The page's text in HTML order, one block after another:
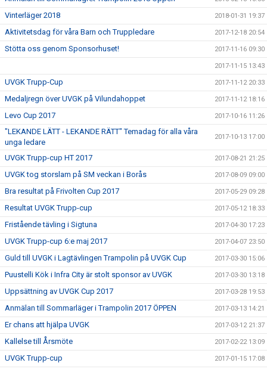
Vinterläger 2018 2018-01-31 19:37
Aktivitetsdag för våra Barn och Truppledare 2017-12-18 20:54
Stötta oss genom Sponsorhuset! 2017-11-16 09:30
2017-11-15 13:43
UVGK Trupp-Cup 2017-11-12 20:33
Medaljregn över UVGK på Vilundahoppet 2017-11-12 18:16
Levo Cup 2017 2017-10-16 11:26
"LEKANDE LÄTT - LEKANDE RÄTT" Temadag för alla våra
unga ledare
2017-10-13 17:00
UVGK Trupp-cup HT 2017 2017-08-21 21:25
UVGK tog storslam på SM veckan i Borås 2017-08-09 09:00
Bra resultat på Frivolten Cup 2017 2017-05-29 09:28
Resultat UVGK Trupp-cup 2017-05-12 18:33
Fristående tävling i Sigtuna 2017-04-30 17:23
UVGK Trupp-cup 6:e maj 2017 2017-04-07 23:50
Guld till UVGK i Lagtävlingen Trampolin på UVGK Cup 2017-03-30 15:06
Puustelli Kök i Infra City är stolt sponsor av UVGK 2017-03-30 13:18
Uppsättning av UVGK Cup 2017 2017-03-28 19:53
Anmälan till Sommarläger i Trampolin 2017 ÖPPEN 2017-03-13 14:21
Er chans att hjälpa UVGK 2017-03-12 21:37
Kallelse till Årsmöte 2017-02-22 13:09
UVGK Trupp-cup 2017-01-15 17:08